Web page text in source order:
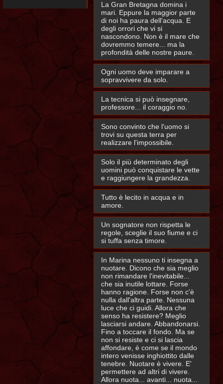
La Gran Bretagna domina i
mari. Eppure la maggior parte
di noi ha paura dell'acqua. E
degli orrori che vi si
nascondono. Non è il mare che
dovremmo temere... ma la
profondità delle nostre paure.
Ogni uomo deve imparare a
sopravvivere da solo.
La tecnica si può insegnare,
professore... il coraggio no.
Sono convinto che l'uomo si
trovi su questa terra per
realizzare l'impossibile.
Solo il più determinato degli
uomini può conquistare le vette
e raggiungere la grandezza.
Tutto è lecito in acqua e in
amore.
Un sognatore non rispetta le
regole, sceglie il suo fiume e ci
si tuffa senza timore.
In Marina nessuno ti insegna a
nuotare. Dicono che sia meglio
non rimandare l'inevitabile...
che sia inutile lottare. Forse
hanno ragione. Forse non c'è
nulla dall'altra parte. Nessuna
luce che ci guidi. Allora che
senso ha resistere? Meglio
lasciarsi andare. Abbandonarsi.
Fino a toccare il fondo. Ma se
non si resiste e ci si lascia
affondare, è come se il mondo
intero venisse inghiottito dalle
tenebre. Nuotare è vivere. E'
permettere ad altri di vivere.
Allora nuota... avanti... nuota...